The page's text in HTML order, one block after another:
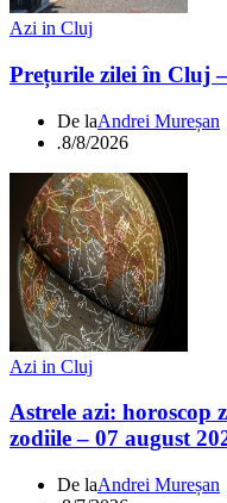
Azi in Cluj
Prețurile zilei în Cluj
De laAndrei Mureșan
.8/8/2026
Azi in Cluj
Astrele azi: horoscop
zodiile – 07 august
De laAndrei Mureșan